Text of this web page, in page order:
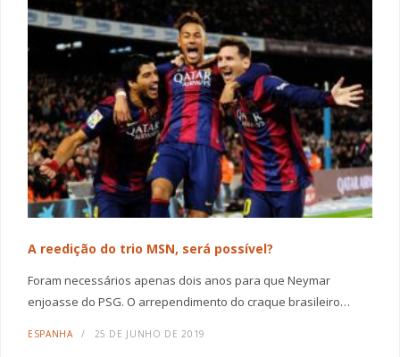
A reedição do trio MSN, será possível?
Foram necessários apenas dois anos para que Neymar
enjoasse do PSG. O arrependimento do craque brasileiro…
ESPANHA 25 DE JUNHO DE 2019